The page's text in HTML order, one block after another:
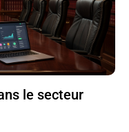
le secteur